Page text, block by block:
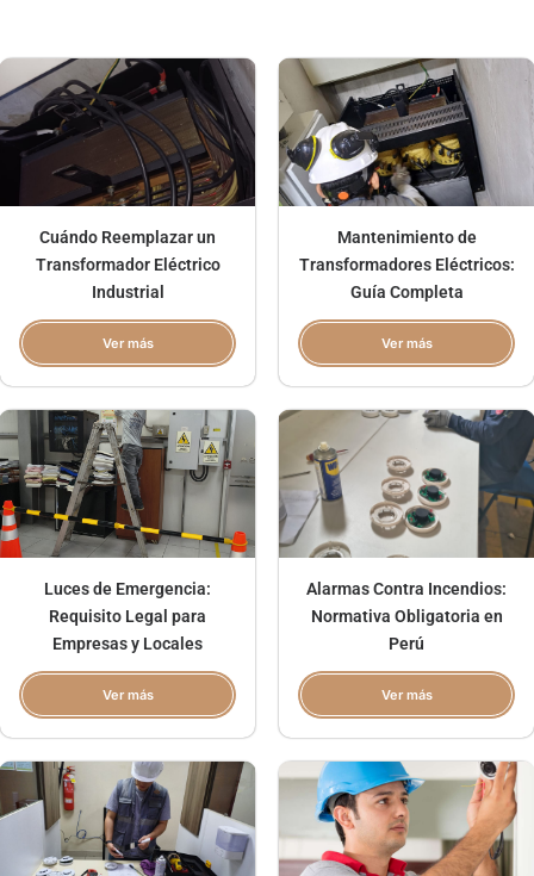
Cuándo Reemplazar un
Transformador Eléctrico
Industrial
Ver más
Mantenimiento de
Transformadores Eléctricos:
Guía Completa
Ver más
Luces de Emergencia:
Requisito Legal para
Empresas y Locales
Ver más
Alarmas Contra Incendios:
Normativa Obligatoria en
Perú
Ver más